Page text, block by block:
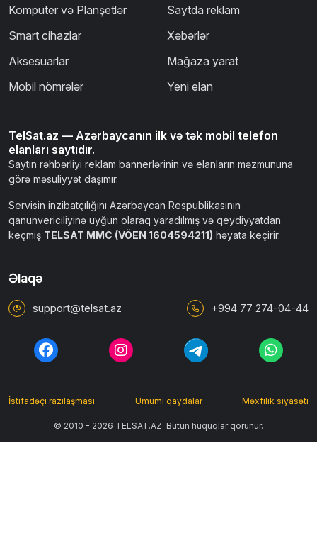
Kompüter və Planşetlər
Smart cihazlar
Aksesuarlar
Mobil nömrələr
Saytda reklam
Xəbərlər
Mağaza yarat
Yeni elan
TelSat.az — Azərbaycanın ilk və tək mobil telefon
elanları saytıdır.
Saytın rəhbərliyi reklam bannerlərinin və elanların məzmununa
görə məsuliyyət daşımır.
Servisin inzibatçılığını Azərbaycan Respublikasının
qanunvericiliyinə uyğun olaraq yaradılmış və qeydiyyatdan
keçmiş TELSAT MMC (VÖEN 1604594211) həyata keçirir.
Əlaqə
support@telsat.az +994 77 274-04-44
© 2010 - 2026 TELSAT.AZ. Bütün hüquqlar qorunur.
İstifadəçi razılaşması Ümumi qaydalar Məxfilik siyasəti